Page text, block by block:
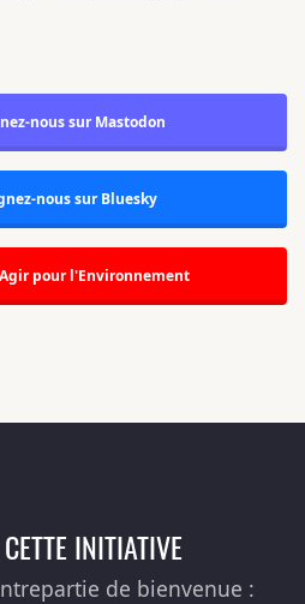
nous sur Mastodon
nous sur Bluesky
pour l'Environnement
INITIATIVE
de bienvenue :